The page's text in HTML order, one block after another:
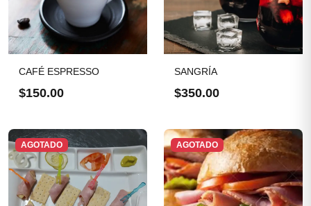
CAFÉ ESPRESSO
$150.00
SANGRÍA
$350.00
AGOTADO AGOTADO